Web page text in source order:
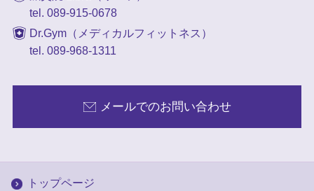
tel. 089-915-0678
Dr.Gym（メディカルフィットネス）
tel. 089-968-1311
メールでのお問い合わせ
トップページ